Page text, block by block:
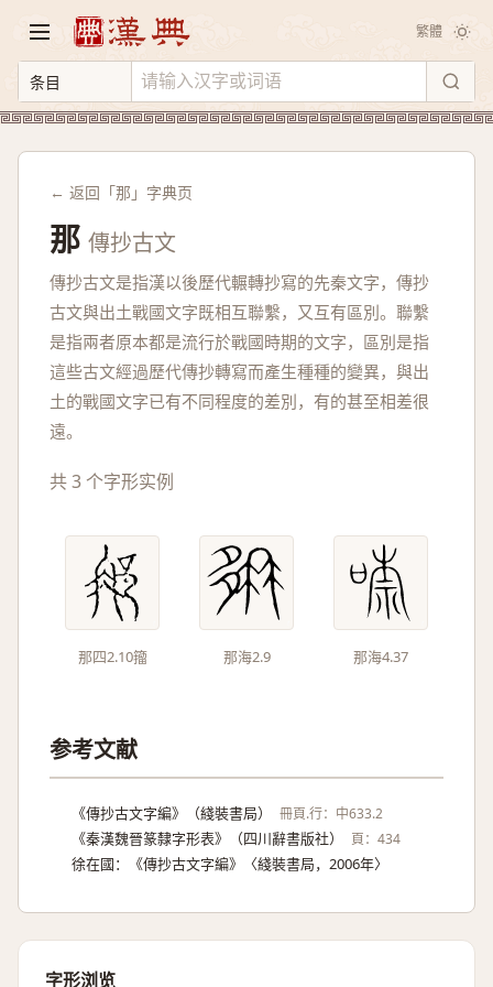
繁體
← 返回「那」字典页
那 傳抄古文
傳抄古文是指漢以後歷代輾轉抄寫的先秦文字，傳抄
古文與出土戰國文字既相互聯繫，又互有區別。聯繫
是指兩者原本都是流行於戰國時期的文字，區別是指
這些古文經過歷代傳抄轉寫而產生種種的變異，與出
土的戰國文字已有不同程度的差別，有的甚至相差很
遠。
共 3 个字形实例
那四2.10籀 那海2.9 那海4.37
参考文献
《傳抄古文字編》（綫裝書局） 冊頁.行：中633.2
《秦漢魏晉篆隸字形表》（四川辭書版社） 頁：434
徐在國：《傳抄古文字編》〈綫裝書局，2006年〉
字形浏览